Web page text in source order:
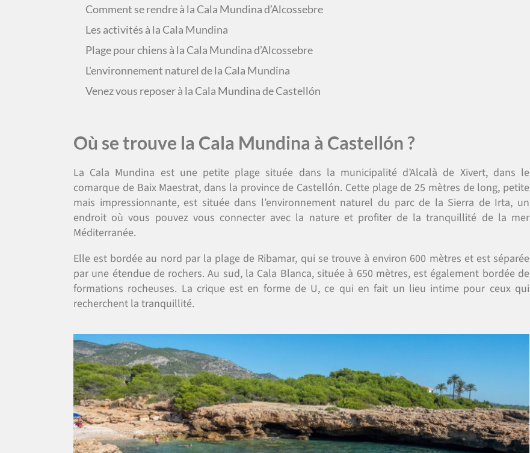
Comment se rendre à la Cala Mundina d’Alcossebre
Les activités à la Cala Mundina
Plage pour chiens à la Cala Mundina d’Alcossebre
L'environnement naturel de la Cala Mundina
Venez vous reposer à la Cala Mundina de Castellón
Où se trouve la Cala Mundina à Castellón ?
La Cala Mundina est une petite plage située dans la municipalité d’Alcalà de Xivert, dans le
comarque de Baix Maestrat, dans la province de Castellón. Cette plage de 25 mètres de long, petite
mais impressionnante, est située dans l’environnement naturel du parc de la Sierra de Irta, un
endroit où vous pouvez vous connecter avec la nature et profiter de la tranquillité de la mer
Méditerranée.
Elle est bordée au nord par la plage de Ribamar, qui se trouve à environ 600 mètres et est séparée
par une étendue de rochers. Au sud, la Cala Blanca, située à 650 mètres, est également bordée de
formations rocheuses. La crique est en forme de U, ce qui en fait un lieu intime pour ceux qui
recherchent la tranquillité.